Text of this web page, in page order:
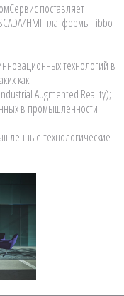
поставляет
HMI платформы Tibbo
технологий в
как:
Augmented Reality);
в промышленности
технологические